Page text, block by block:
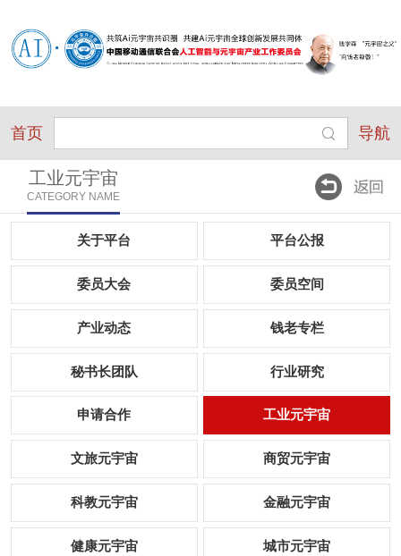
首页 导航
工业元宇宙
CATEGORY NAME
关于平台 平台公报
委员大会 委员空间
产业动态 钱老专栏
秘书长团队 行业研究
申请合作 工业元宇宙
文旅元宇宙 商贸元宇宙
科教元宇宙 金融元宇宙
健康元宇宙 城市元宇宙